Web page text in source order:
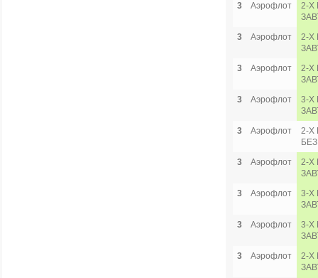
3
Аэрофлот
2-Х
3
Аэрофлот
2-Х
3
Аэрофлот
2-Х
3
Аэрофлот
3-Х
3
Аэрофлот
2-Х
3
Аэрофлот
2-Х
3
Аэрофлот
3-Х
3
Аэрофлот
3-Х
3
Аэрофлот
2-Х